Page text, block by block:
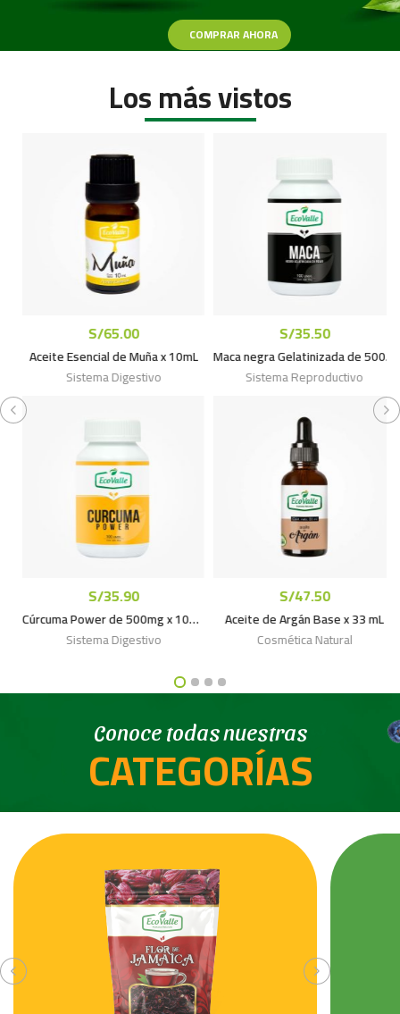
COMPRAR AHORA
Los más vistos
S/65.00
Aceite Esencial de Muña x 10mL
Sistema Digestivo
S/35.90
Cúrcuma Power de 500mg x 100caps
Sistema Digestivo
S/35.50
Maca negra Gelatinizada de 500mg c/u x 100cáps.
Sistema Reproductivo
S/47.50
Aceite de Argán Base x 33 mL
Cosmética Natural
Conoce todas nuestras
CATEGORÍAS